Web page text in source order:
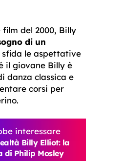
del 2000, Billy
di un
sfida le aspettative
il giovane Billy è
danza classica e
corsi per
interessare
Billy Elliot: la
di Philip Mosley